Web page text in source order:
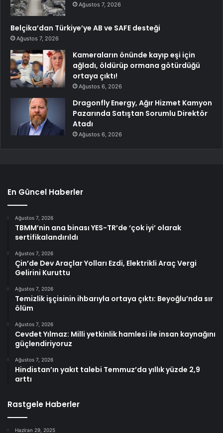
Ağustos 7, 2026
Belçika’dan Türkiye’ye AB ve SAFE desteği
Ağustos 7, 2026
Kameraların önünde kayıp eşi için
ağladı, öldürüp ormana götürdüğü
ortaya çıktı!
Ağustos 6, 2026
Dragonfly Energy, Ağır Hizmet Kamyon
Pazarında Satıştan Sorumlu Direktör
Atadı
Ağustos 6, 2026
En Güncel Haberler
Ağustos 7, 2026
TBMM’nin ana binası YES-TR’de ‘çok iyi’ olarak
sertifikalandırıldı
Ağustos 7, 2026
Çin’de Dev Araçlar Yolları Ezdi, Elektrikli Araç Vergi
Gelirini Kuruttu
Ağustos 7, 2026
Temizlik işçisinin ihbarıyla ortaya çıktı: Beyoğlu’nda sır
ölüm
Ağustos 7, 2026
Cevdet Yılmaz: Milli yetkinlik hamlesi ile insan kaynağını
güçlendiriyoruz
Ağustos 7, 2026
Hindistan’ın yakıt talebi Temmuz’da yıllık yüzde 2,9
arttı
Rastgele Haberler
Haziran 29, 2025